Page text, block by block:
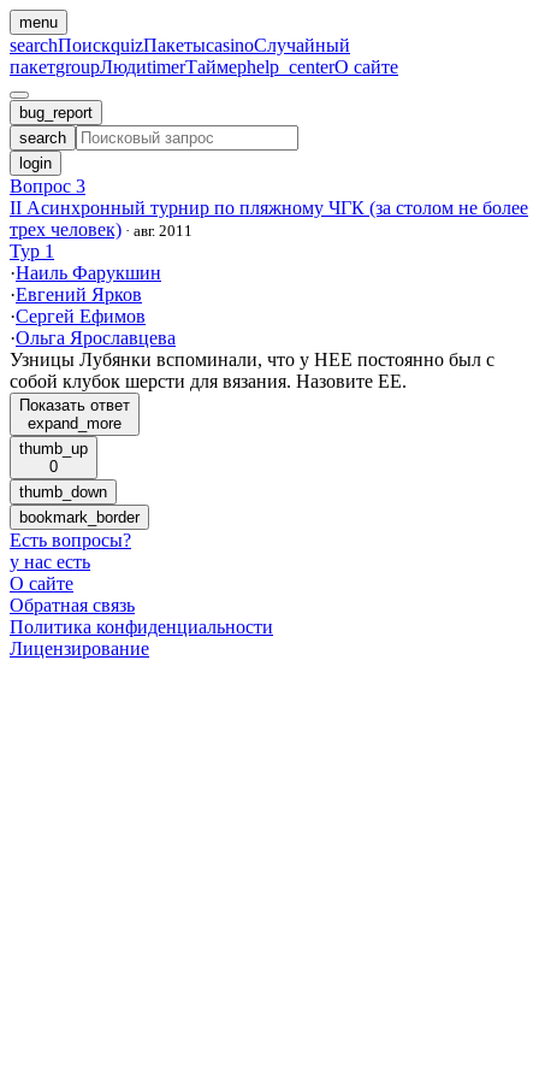
menu
searchПоискquizПакетыcasinoСлучайный
пакетgroupЛюдиtimerТаймерhelp_centerО сайте
bug_report
search
login
Вопрос 3
II Асинхронный турнир по пляжному ЧГК (за столом не более
трех человек) · авг. 2011
Тур 1
·Наиль Фарукшин
·Евгений Ярков
·Сергей Ефимов
·Ольга Ярославцева
Узницы Лубянки вспоминали, что у НЕЕ постоянно был с
собой клубок шерсти для вязания. Назовите ЕЕ.
Показать ответ
expand_more
thumb_up
0
thumb_down
bookmark_border
Есть вопросы?
у нас есть
О сайте
Обратная связь
Политика конфиденциальности
Лицензирование